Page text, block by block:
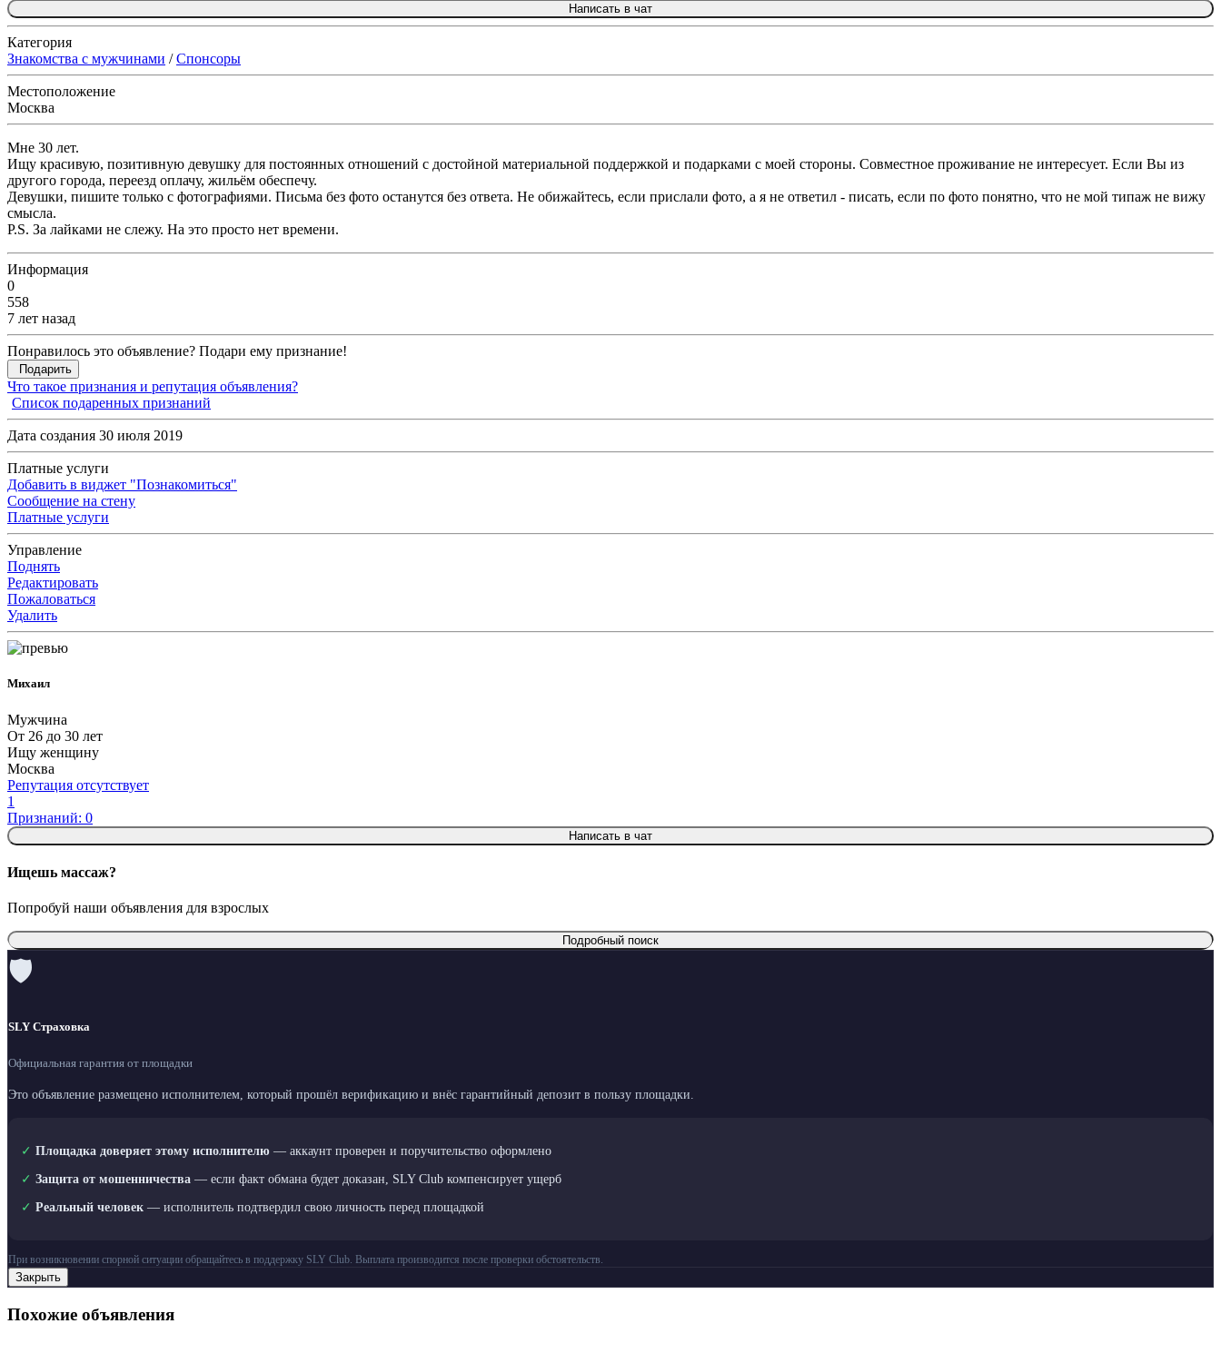
Написать в чат
Категория
Знакомства с мужчинами /Спонсоры
Местоположение
Москва
Мне 30 лет.
Ищу красивую, позитивную девушку для постоянных отношений с достойной материальной поддержкой и подарками с моей стороны. Совместное проживание не интересует. Если Вы из
другого города, переезд оплачу, жильём обеспечу.
Девушки, пишите только с фотографиями. Письма без фото останутся без ответа. Не обижайтесь, если прислали фото, а я не ответил - писать, если по фото понятно, что не мой типаж не вижу
смысла.
P.S. За лайками не слежу. На это просто нет времени.
Информация
0
558
7 лет назад
Понравилось это объявление? Подари ему признание!
Подарить
Что такое признания и репутация объявления?
Список подаренных признаний
Дата создания 30 июля 2019
Платные услуги
Добавить в виджет "Познакомиться"
Сообщение на стену
Платные услуги
Управление
Поднять
Редактировать
Пожаловаться
Удалить
Михаил
Мужчина
От 26 до 30 лет
Ищу женщину
Москва
Репутация отсутствует
1
Признаний: 0
Написать в чат
Ищешь массаж?
Попробуй наши объявления для взрослых
Подробный поиск
🛡
SLY Страховка
Официальная гарантия от площадки
Это объявление размещено исполнителем, который прошёл верификацию и внёс гарантийный депозит в пользу площадки.
✓ Площадка доверяет этому исполнителю — аккаунт проверен и поручительство оформлено
✓ Защита от мошенничества — если факт обмана будет доказан, SLY Club компенсирует ущерб
✓ Реальный человек — исполнитель подтвердил свою личность перед площадкой
При возникновении спорной ситуации обращайтесь в поддержку SLY Club. Выплата производится после проверки обстоятельств.
Закрыть
Похожие объявления